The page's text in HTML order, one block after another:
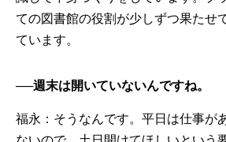
ての図書館の役割が少しずつ果たせ
ています。
──週末は開いていないんですね。
福永：そうなんです。平日は仕事が